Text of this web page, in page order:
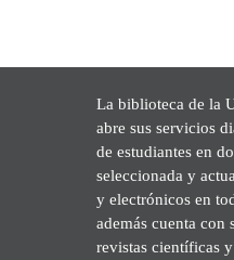
La biblioteca de la
abre sus servicios
de estudiantes en
seleccionada y
y electrónicos en
además cuenta con
revistas científicas